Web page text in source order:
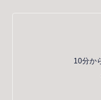
10分か